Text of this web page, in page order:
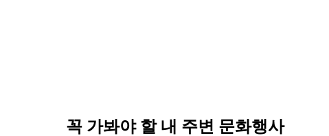
꼭 가봐야 할 내 주변 문화행사